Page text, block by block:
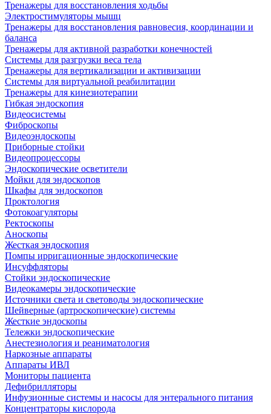
Тренажеры для восстановления ходьбы
Электростимуляторы мышц
Тренажеры для восстановления равновесия, координации и
баланса
Тренажеры для активной разработки конечностей
Системы для разгрузки веса тела
Тренажеры для вертикализации и активизации
Системы для виртуальной реабилитации
Тренажеры для кинезиотерапии
Гибкая эндоскопия
Видеосистемы
Фиброскопы
Видеоэндоскопы
Приборные стойки
Видеопроцессоры
Эндоскопические осветители
Мойки для эндоскопов
Шкафы для эндоскопов
Проктология
Фотокоагуляторы
Ректоскопы
Аноскопы
Жесткая эндоскопия
Помпы ирригационные эндоскопические
Инсуффляторы
Стойки эндоскопические
Видеокамеры эндоскопические
Источники света и световоды эндоскопические
Шейверные (артроскопические) системы
Жесткие эндоскопы
Тележки эндоскопические
Анестезиология и реаниматология
Наркозные аппараты
Аппараты ИВЛ
Мониторы пациента
Дефибрилляторы
Инфузионные системы и насосы для энтерального питания
Концентраторы кислорода